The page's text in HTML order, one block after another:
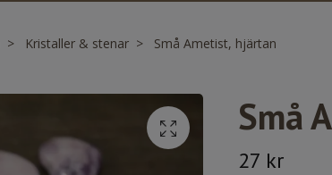
Kristaller & stenar Små Ametist, hjärtan
Små
27 kr